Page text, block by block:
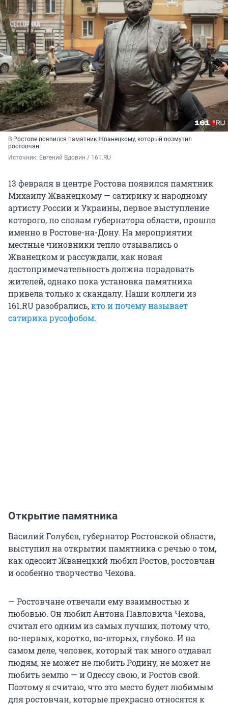
В Ростове появился памятник Жванецкому, который возмутил
ростовчан
Источник: Евгений Вдовин / 161.RU
13 февраля в центре Ростова появился памятник
Михаилу Жванецкому — сатирику и народному
артисту России и Украины, первое выступление
которого, по словам губернатора области, прошло
именно в Ростове-на-Дону. На мероприятии
местные чиновники тепло отзывались о
Жванецком и рассуждали, как новая
достопримечательность должна порадовать
жителей, однако пока установка памятника
привела только к скандалу. Наши коллеги из
161.RU разобрались,кто и почему называет
сатирика русофобом.
Открытие памятника
Василий Голубев, губернатор Ростовской области,
выступил на открытии памятника с речью о том,
как одессит Жванецкий любил Ростов, ростовчан
и особенно творчество Чехова.
— Ростовчане отвечали ему взаимностью и
любовью. Он любил Антона Павловича Чехова,
считал его одним из самых лучших, потому что,
во-первых, коротко, во-вторых, глубоко. И на
самом деле, человек, который так много отдавал
людям, не может не любить Родину, не может не
любить землю — и Одессу свою, и Ростов свой.
Поэтому я считаю, что это место будет любимым
для ростовчан, которые прекрасно относятся к